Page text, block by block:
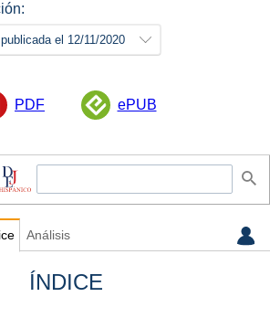
el 12/11/2020
PDF ePUB
Análisis
ÍNDICE